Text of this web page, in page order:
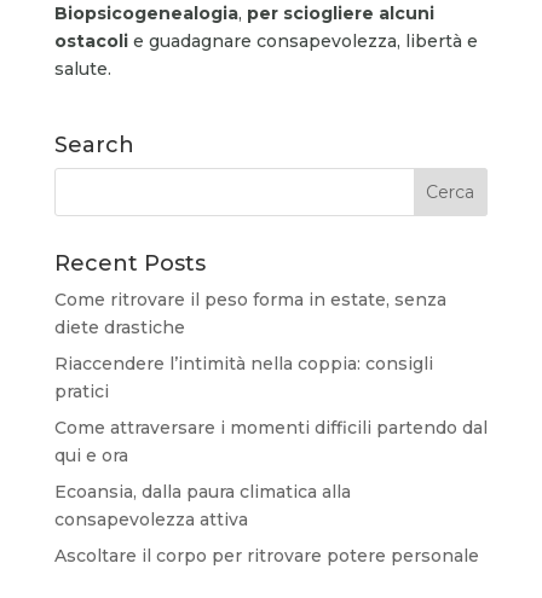
Biopsicogenealogia, per sciogliere alcuni
ostacoli e guadagnare consapevolezza, libertà e
salute.
Search
Recent Posts
Come ritrovare il peso forma in estate, senza
diete drastiche
Riaccendere l’intimità nella coppia: consigli
pratici
Come attraversare i momenti difficili partendo dal
qui e ora
Ecoansia, dalla paura climatica alla
consapevolezza attiva
Ascoltare il corpo per ritrovare potere personale